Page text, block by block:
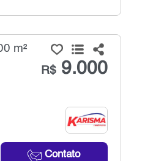
m²
R$9.000
Contato